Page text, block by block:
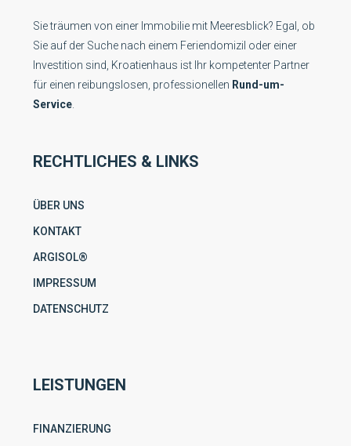
Sie träumen von einer Immobilie mit Meeresblick? Egal, ob
Sie auf der Suche nach einem Feriendomizil oder einer
Investition sind, Kroatienhaus ist Ihr kompetenter Partner
für einen reibungslosen, professionellen Rund-um-
Service
RECHTLICHES & LINKS
ÜBER UNS
KONTAKT
ARGISOL®
IMPRESSUM
DATENSCHUTZ
LEISTUNGEN
FINANZIERUNG